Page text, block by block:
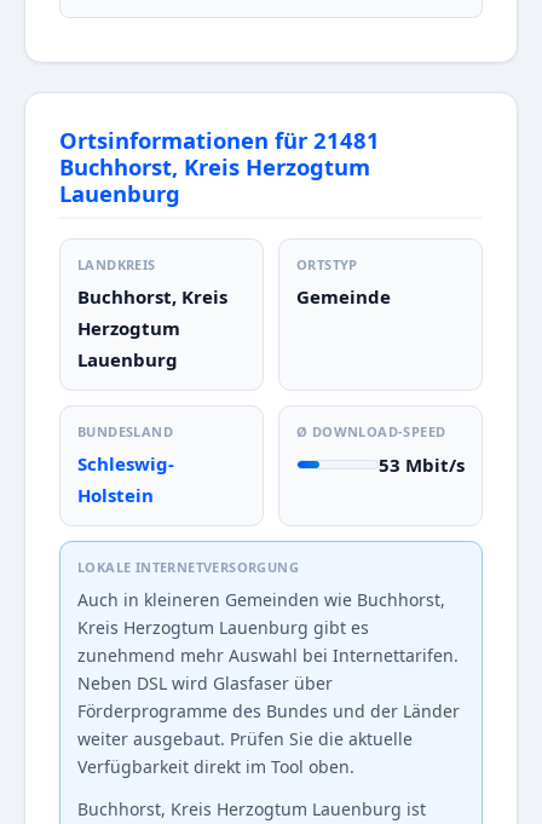
Ortsinformationen für 21481
Buchhorst, Kreis Herzogtum
Lauenburg
LANDKREIS
Buchhorst, Kreis
Herzogtum
Lauenburg
ORTSTYP
Gemeinde
BUNDESLAND
Schleswig-
Holstein
Ø DOWNLOAD-SPEED
53 Mbit/s
LOKALE INTERNETVERSORGUNG
Auch in kleineren Gemeinden wie Buchhorst,
Kreis Herzogtum Lauenburg gibt es
zunehmend mehr Auswahl bei Internettarifen.
Neben DSL wird Glasfaser über
Förderprogramme des Bundes und der Länder
weiter ausgebaut. Prüfen Sie die aktuelle
Verfügbarkeit direkt im Tool oben.
Buchhorst, Kreis Herzogtum Lauenburg ist